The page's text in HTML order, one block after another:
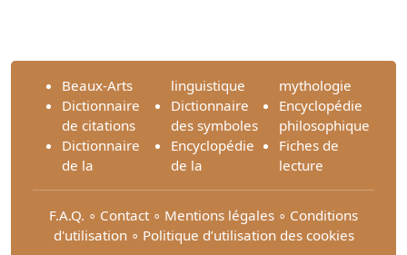
Beaux-Arts
Dictionnaire
de citations
Dictionnaire
de la
linguistique
Dictionnaire
des symboles
Encyclopédie
de la
mythologie
Encyclopédie
philosophique
Fiches de
lecture
F.A.Q. ∘ Contact ∘ Mentions légales ∘ Conditions
d'utilisation∘ Politique d’utilisation des cookies